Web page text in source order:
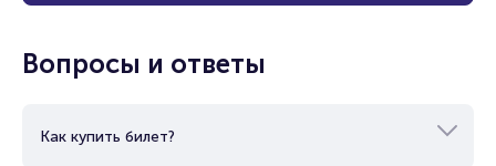
Вопросы и ответы
Как купить билет?